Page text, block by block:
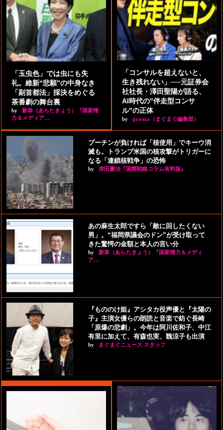
「玉虫色」では虫にも失
礼。維新“悲願”の中身なき
「副首都法」採決をめぐる
茶番劇の舞台裏
by
新恭（あらたきょう）『国家権
力＆メディア…
「コンサルを超えないと、
生き残れない」──元証券会
社社長・澤田聖陽が語る、
AI時代の"伴走型コンサ
ル"の正体
by gyouza（まぐまぐ編集部）
プーチンが負ければ「核使用」でキーウ消
滅も。トランプ米国の核攻撃がトリガーに
なる「連鎖核戦争」の恐怖
by 津田慶治『国際戦略コラム有料版』
あの麻生太郎ですら「敵に回したくない
男」。“福岡県議会のドン”が受け取って
きた驚愕の金額と本人の言い分
by
新恭（あらたきょう）『国家権力＆メディ
ア…
『もののけ姫』アシタカ役声優と『太陽の
子』主演女優らの朗読と音楽で紡ぐ長崎
「原爆の悲劇」。今年は阿川佐和子、中江
有里に加えて、有森也実、魏涼子も出演
by まぐまぐニュース スタッフ